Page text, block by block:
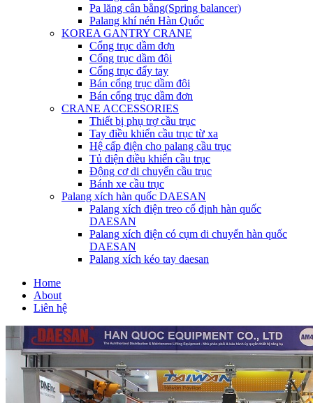
Pa lăng cân bằng(Spring balancer)
Palang khí nén Hàn Quốc
KOREA GANTRY CRANE
Cổng trục dầm đơn
Cổng trục dầm đôi
Cổng trục đẩy tay
Bán cổng trục dầm đôi
Bán cổng trục dầm đơn
CRANE ACCESSORIES
Thiết bị phụ trợ cầu trục
Tay điều khiển cầu trục từ xa
Hệ cấp điện cho palang cầu trục
Tủ điện điều khiển cầu trục
Động cơ di chuyển cầu trục
Bánh xe cầu trục
Palang xích hàn quốc DAESAN
Palang xích điện treo cố định hàn quốc
DAESAN
Palang xích điện có cụm di chuyển hàn quốc
DAESAN
Palang xích kéo tay daesan
Home
About
Liên hệ